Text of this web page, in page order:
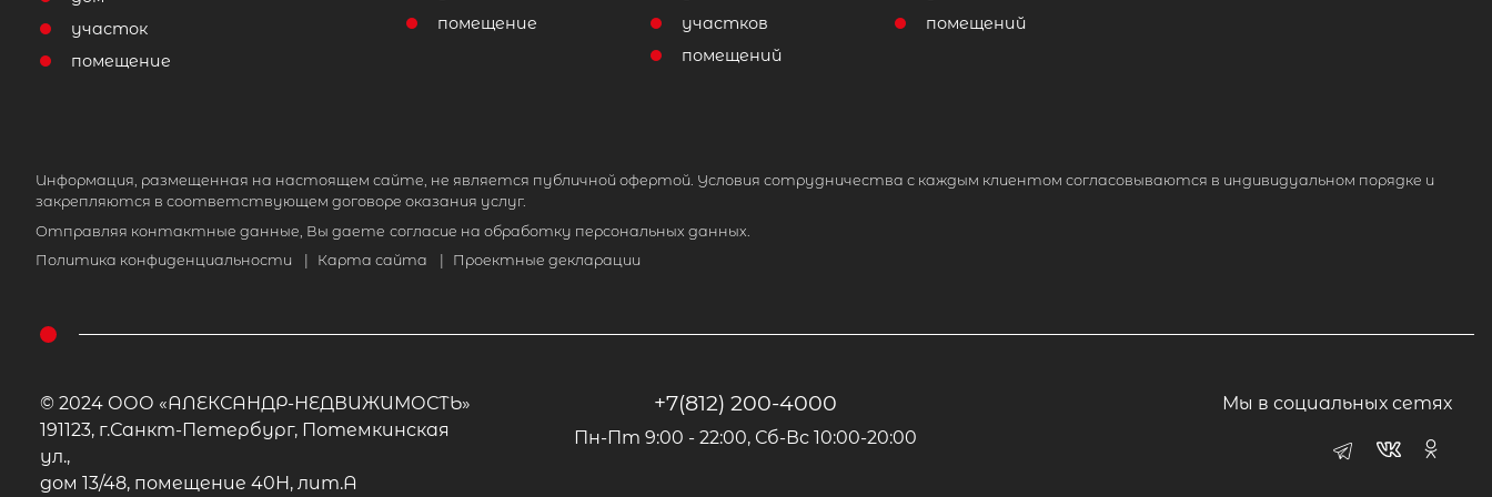
участок
помещение
помещение
участков
помещений
помещений
Информация, размещенная на настоящем сайте, не является публичной офертой. Условия сотрудничества с каждым клиентом согласовываются в индивидуальном порядке и
закрепляются в соответствующем договоре оказания услуг.
Отправляя контактные данные, Вы даете согласие на обработку персональных данных.
Политика конфиденциальности
Карта сайта Проектные декларации
© 2024 ООО «АЛЕКСАНДР-НЕДВИЖИМОСТЬ»
191123, г.Санкт-Петербург, Потемкинская
ул.,
дом 13/48, помещение 40Н, лит.А
+7(812) 200-4000
Пн-Пт 9:00 - 22:00, Сб-Вс 10:00-20:00
Мы в социальных сетях